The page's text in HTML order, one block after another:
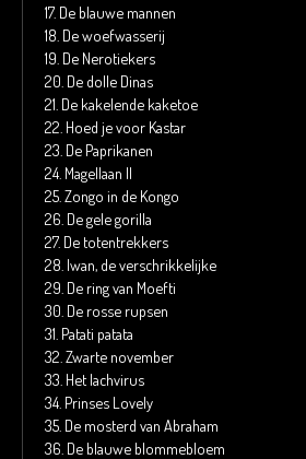
17. De blauwe mannen
18. De woefwasserij
19. De Nerotiekers
20. De dolle Dinas
21. De kakelende kaketoe
22. Hoed je voor Kastar
23. De Paprikanen
24. Magellaan II
25. Zongo in de Kongo
26. De gele gorilla
27. De totentrekkers
28. Iwan, de verschrikkelijke
29. De ring van Moefti
30. De rosse rupsen
31. Patati patata
32. Zwarte november
33. Het lachvirus
34. Prinses Lovely
35. De mosterd van Abraham
36. De blauwe blommebloem